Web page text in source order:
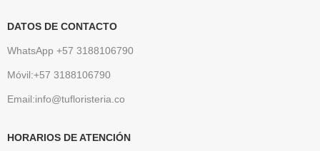
DATOS DE CONTACTO
WhatsApp +57 3188106790
Móvil:+57 3188106790
Email:info@tufloristeria.co
HORARIOS DE ATENCIÓN